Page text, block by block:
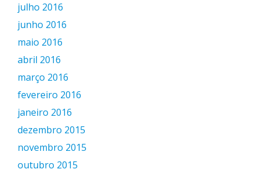
julho 2016
junho 2016
maio 2016
abril 2016
março 2016
fevereiro 2016
janeiro 2016
dezembro 2015
novembro 2015
outubro 2015